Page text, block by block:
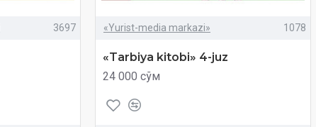
3697 «Yurist-media markazi» 1078
«Tarbiya kitobi» 4-juz
24 000 сўм